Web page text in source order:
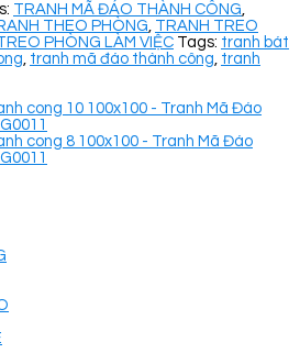
TRANH MÃ ĐÁO THÀNH CÔNG,
THEO PHÒNG, TRANH TREO
PHÒNG LÀM VIỆC Tags: tranh bát
, tranh mã đáo thành công, tranh